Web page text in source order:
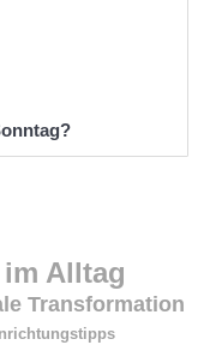
Alltag
Transformation